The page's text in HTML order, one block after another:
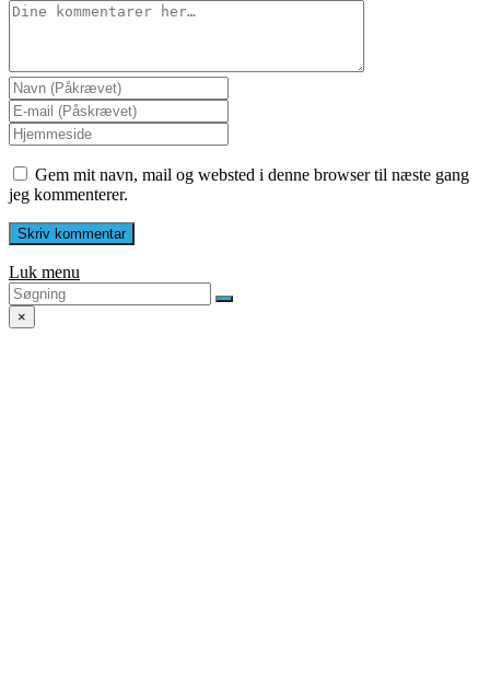
Gem mit navn, mail og websted i denne browser til næste gang
jeg kommenterer.
Luk menu
×